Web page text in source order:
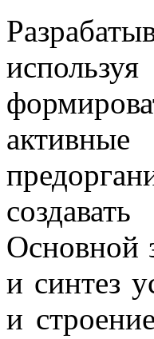
Основной
и синтез
и